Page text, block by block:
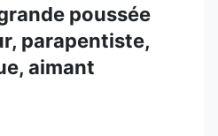
poussée
parapentiste,
aimant